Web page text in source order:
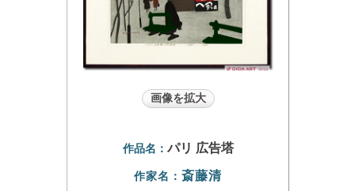
画像を拡大
作品名： パリ 広告塔
作家名：斎藤清